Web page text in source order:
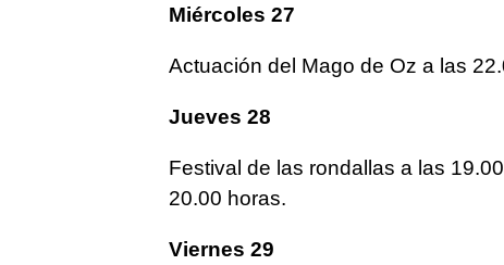
Miércoles 27
Actuación del Mago de Oz a las
Jueves 28
Festival de las rondallas a las
20.00 horas.
Viernes 29